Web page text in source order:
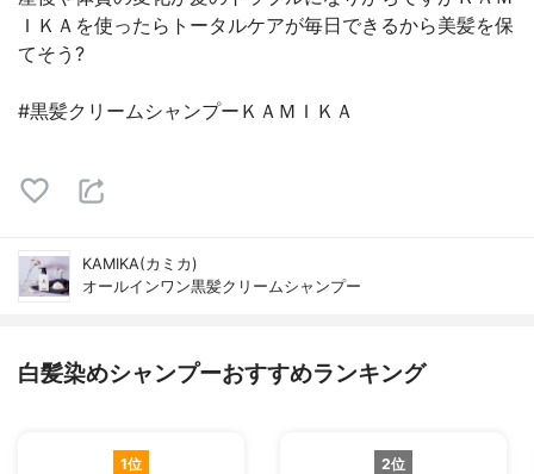
ＩＫＡを使ったらトータルケアが毎日できるから美髪を保
てそう?
#黒髪クリームシャンプーＫＡＭＩＫＡ
KAMIKA(カミカ)
オールインワン黒髪クリームシャンプー
白髪染めシャンプーおすすめランキング
1位 2位